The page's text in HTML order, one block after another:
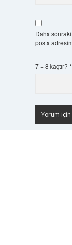
Daha sonraki
posta
7 + 8 kaçtır? *